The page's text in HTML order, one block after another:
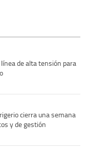
de alta tensión para
cierra una semana
y de gestión